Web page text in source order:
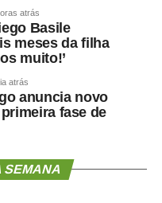
atrás
Basile
meses da filha
muito!’
atrás
anuncia novo
fase de
SEMANA